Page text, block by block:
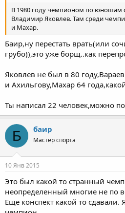
В 1980 году чемпионом по юношам
Владимир Яковлев. Там среди
и Махар.
Баир,ну перестать врать(или
грубо)),это уже борщ..как
Яковлев не был в 80
и Ахильгову,Махар 64
Ты написал 22 человек,можно
Б баир
Мастер спорта
10 Янв 2015
Это был какой то странный
неопределенный многие не по
Еще конспект какой то сдавали.